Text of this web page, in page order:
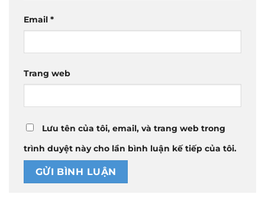
Email *
Trang web
Lưu tên của tôi, email, và trang web trong
trình duyệt này cho lần bình luận kế tiếp của tôi.